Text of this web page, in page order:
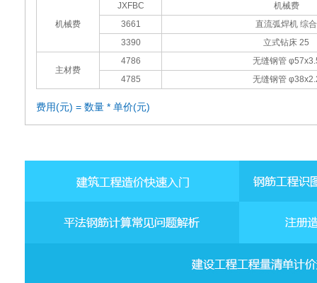
机械费
JXFBC
机械费
3661
直流弧焊机 综合
3390
立式钻床 25
主材费
4786
无缝钢管
4785
无缝钢管
费用(元) = 数量 * 单价(元)